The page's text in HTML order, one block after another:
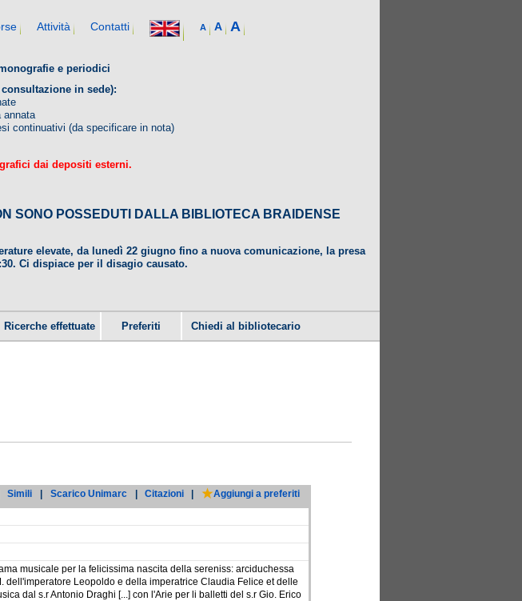
Attività Contatti A A A
e periodici
in sede):
annata
continuativi (da specificare in nota)
dai depositi esterni.
SONO POSSEDUTI DALLA BIBLIOTECA BRAIDENSE
elevate, da lunedì 22 giugno fino a nuova comunicazione, la presa
Ci dispiace per il disagio causato.
Ricerche effettuate Preferiti Chiedi al bibliotecario
Simili Scarico Unimarc Citazioni Aggiungi a preferiti
musicale per la felicissima nascita della sereniss: arciduchessa
dell'imperatore Leopoldo e della imperatrice Claudia Felice et delle
dal s.r Antonio Draghi [...] con l'Arie per li balletti del s.r Gio. Erico